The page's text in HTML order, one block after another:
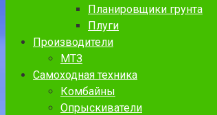
Планировщики грунта
Плуги
Производители
МТЗ
Самоходная техника
Комбайны
Опрыскиватели